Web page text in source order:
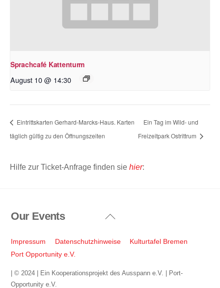
Sprachcafé Kattenturm
August 10 @ 14:30
Eintrittskarten Gerhard-Marcks-Haus. Karten
täglich gültig zu den Öffnungszeiten
Ein Tag im Wild- und
Freizeitpark Ostrittrum
Hilfe zur Ticket-Anfrage finden sie hier:
Back
Top
Our Events
Impressum Datenschutzhinweise
Kulturtafel Bremen
Port Opportunity e.V.
| © 2024 | Ein Kooperationsprojekt des Ausspann e.V. | Port-
Opportunity e.V.